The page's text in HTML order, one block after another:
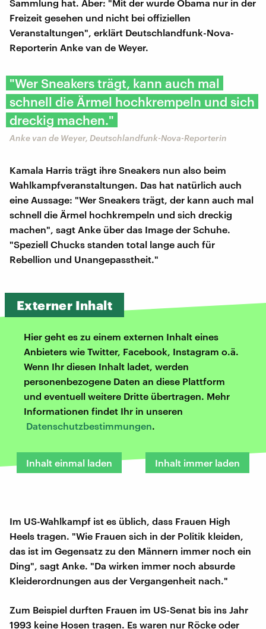
Sammlung hat. Aber: "Mit der wurde Obama nur in der
Freizeit gesehen und nicht bei offiziellen
Veranstaltungen", erklärt Deutschlandfunk-Nova-
Reporterin Anke van de Weyer.
"Wer Sneakers trägt, kann auch mal
schnell die Ärmel hochkrempeln und sich
dreckig machen."
Anke van de Weyer, Deutschlandfunk-Nova-Reporterin
Kamala Harris trägt ihre Sneakers nun also beim
Wahlkampfveranstaltungen. Das hat natürlich auch
eine Aussage: "Wer Sneakers trägt, der kann auch mal
schnell die Ärmel hochkrempeln und sich dreckig
machen", sagt Anke über das Image der Schuhe.
"Speziell Chucks standen total lange auch für
Rebellion und Unangepasstheit."
Externer Inhalt
Hier geht es zu einem externen Inhalt eines
Anbieters wie Twitter, Facebook, Instagram o.ä.
Wenn Ihr diesen Inhalt ladet, werden
personenbezogene Daten an diese Plattform
und eventuell weitere Dritte übertragen. Mehr
Informationen findet Ihr in unseren
Datenschutzbestimmungen.
Inhalt einmal laden Inhalt immer laden
Im US-Wahlkampf ist es üblich, dass Frauen High
Heels tragen. "Wie Frauen sich in der Politik kleiden,
das ist im Gegensatz zu den Männern immer noch ein
Ding", sagt Anke. "Da wirken immer noch absurde
Kleiderordnungen aus der Vergangenheit nach."
Zum Beispiel durften Frauen im US-Senat bis ins Jahr
1993 keine Hosen tragen. Es waren nur Röcke oder